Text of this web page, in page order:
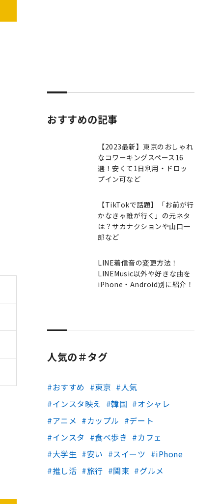
おすすめの記事
【2023最新】東京のおしゃれ
なコワーキングスペース16
選！安くて1日利用・ドロッ
プイン可など
【TikTokで話題】「お前が行
かなきゃ誰が行く」の元ネタ
は？サカナクションや山口一
郎など
LINE着信音の変更方法！
LINEMusic以外や好きな曲を
iPhone・Android別に紹介！
人気の＃タグ
おすすめ 東京
人気
インスタ映え
韓国
オシャレ
アニメ
カップル
デート
インスタ
食べ歩き
カフェ
大学生
安い スイーツ
iPhone
推し活
旅行 関東 グルメ